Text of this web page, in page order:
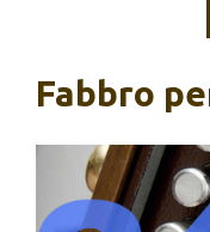
Fabbro